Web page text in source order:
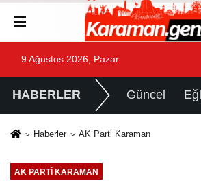
9 Ağustos 2026, Pazar
HABERLER Güncel
Haberler AK Parti Karaman
AK PARTI KARAMAN